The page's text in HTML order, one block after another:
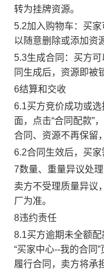
转为挂牌资源。
5.2加入购物车：买
以随意删除或添加资
5.3生成合同：买方
同生成后，资源即被
6结算和交收
6.1买方竞价成功或
面，点击“合同配款”
合同、资源不再保留
6.2合同生效后，买
7数量、重量异议处理
卖方不受理质量异议
厂为准。
8违约责任
8.1买方逾期未全额
“买家中心--我的合同
履行合同，卖方将承